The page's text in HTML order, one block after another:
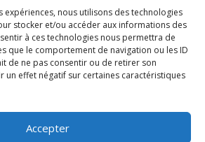
expériences, nous utilisons des technologies
stocker et/ou accéder aux informations des
à ces technologies nous permettra de
que le comportement de navigation ou les ID
de ne pas consentir ou de retirer son
un effet négatif sur certaines caractéristiques
Accepter
Rechercher
DE CONFIDENTIALITE
LEGALES/CGU
CONCOURS INSTAGRAM